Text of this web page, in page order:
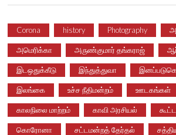
Corona history Photography
அமெரிக்கா அருண்குமார் தங்கராஜ்
இடஒதுக்கீடு இந்துத்துவா
இலங்கை உச்ச நீதிமன்றம் ஊடகங்கள்
காலநிலை மாற்றம் காவி அரசியல்
கொரோனா சட்டமன்றத் தேர்தல்